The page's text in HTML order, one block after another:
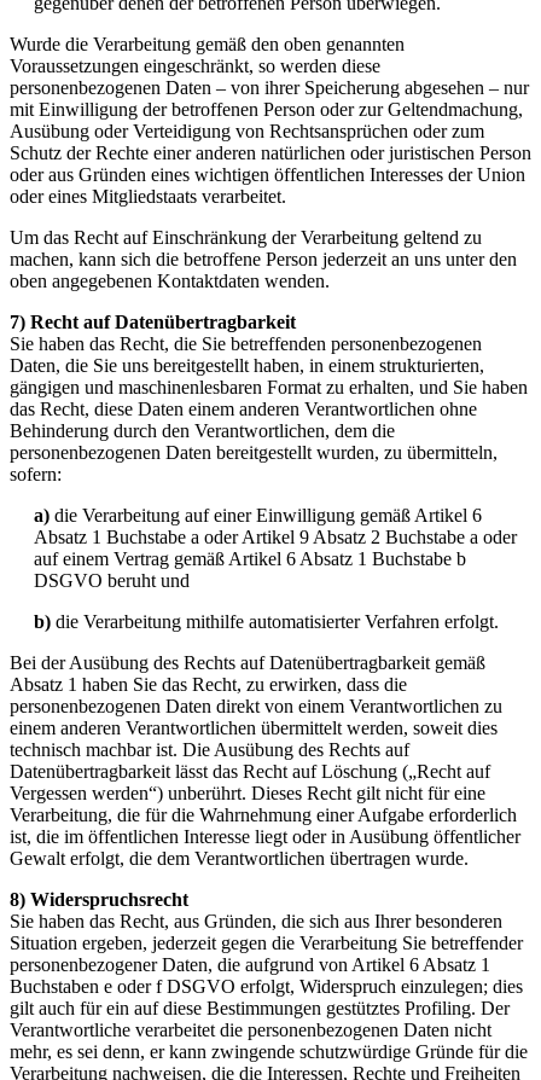
Wurde die Verarbeitung gemäß den oben genannten
Voraussetzungen eingeschränkt, so werden diese
personenbezogenen Daten – von ihrer Speicherung abgesehen – nur
mit Einwilligung der betroffenen Person oder zur Geltendmachung,
Ausübung oder Verteidigung von Rechtsansprüchen oder zum
Schutz der Rechte einer anderen natürlichen oder juristischen Person
oder aus Gründen eines wichtigen öffentlichen Interesses der Union
oder eines Mitgliedstaats verarbeitet.
Um das Recht auf Einschränkung der Verarbeitung geltend zu
machen, kann sich die betroffene Person jederzeit an uns unter den
oben angegebenen Kontaktdaten wenden.
7) Recht auf Datenübertragbarkeit
Sie haben das Recht, die Sie betreffenden personenbezogenen
Daten, die Sie uns bereitgestellt haben, in einem strukturierten,
gängigen und maschinenlesbaren Format zu erhalten, und Sie haben
das Recht, diese Daten einem anderen Verantwortlichen ohne
Behinderung durch den Verantwortlichen, dem die
personenbezogenen Daten bereitgestellt wurden, zu übermitteln,
sofern:
a) die Verarbeitung auf einer Einwilligung gemäß Artikel 6
Absatz 1 Buchstabe a oder Artikel 9 Absatz 2 Buchstabe a oder
auf einem Vertrag gemäß Artikel 6 Absatz 1 Buchstabe b
DSGVO beruht und
b) die Verarbeitung mithilfe automatisierter Verfahren erfolgt.
Bei der Ausübung des Rechts auf Datenübertragbarkeit gemäß
Absatz 1 haben Sie das Recht, zu erwirken, dass die
personenbezogenen Daten direkt von einem Verantwortlichen zu
einem anderen Verantwortlichen übermittelt werden, soweit dies
technisch machbar ist. Die Ausübung des Rechts auf
Datenübertragbarkeit lässt das Recht auf Löschung („Recht auf
Vergessen werden“) unberührt. Dieses Recht gilt nicht für eine
Verarbeitung, die für die Wahrnehmung einer Aufgabe erforderlich
ist, die im öffentlichen Interesse liegt oder in Ausübung öffentlicher
Gewalt erfolgt, die dem Verantwortlichen übertragen wurde.
8) Widerspruchsrecht
Sie haben das Recht, aus Gründen, die sich aus Ihrer besonderen
Situation ergeben, jederzeit gegen die Verarbeitung Sie betreffender
personenbezogener Daten, die aufgrund von Artikel 6 Absatz 1
Buchstaben e oder f DSGVO erfolgt, Widerspruch einzulegen; dies
gilt auch für ein auf diese Bestimmungen gestütztes Profiling. Der
Verantwortliche verarbeitet die personenbezogenen Daten nicht
mehr, es sei denn, er kann zwingende schutzwürdige Gründe für die
Verarbeitung nachweisen, die die Interessen, Rechte und Freiheiten